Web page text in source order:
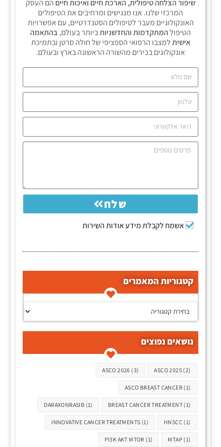
שיפור הצלחה טיפולית, הארכת חיים ואיכות חיים הם העסק
המרכזי שלנו. אנו מנגישים ומרחיבים את הטיפולים
האונקולוגיים מעבר לטיפולים הסטנדרטיים, עם אפשרויות
הטיפולהמתקדמות והחדשניותביותר בעולם, בהתאמה
אישיתלמצבו הרפואי הספציפי של חולה סרטן ובתמיכת
אונקולוגים בכירים מהשורה הראשונה בארץ ובעולם.
אשמח לקבלת מידע אודות השירות
שלח
קטגוריות המאמרים
קטגוריות המאמרים
נושאים נפוצים
תגיות
ASCO 2025(2)
ASCO 2026 (3)
ASCO BREAST CANCER(1)
BREAST CANCER TREATMENT(1)
DARAXONRASIB (1)
HNSCC (1)
INNOVATIVE CANCER TREATMENTS (1)
MTAP(1)
PI3K AKT MTOR (1)